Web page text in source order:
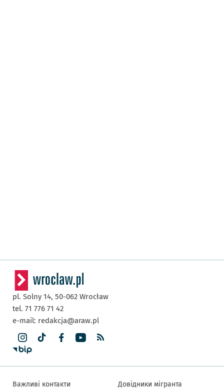
pl. Solny 14, 50-062 Wrocław
tel. 71 776 71 42
e-mail: redakcja@araw.pl
Важливі контакти Довідники мігранта